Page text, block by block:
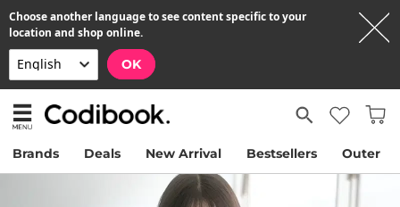
Choose another language to see content specific to your
location and shop online.
OK
Brands Deals New Arrival Bestsellers Outer